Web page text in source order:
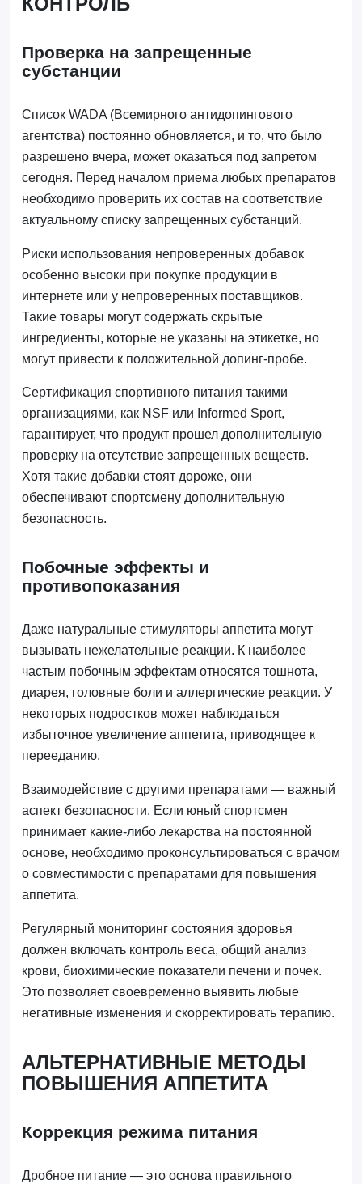
Проверка на запрещенные
субстанции
Список WADA (Всемирного антидопингового
агентства) постоянно обновляется, и то, что было
разрешено вчера, может оказаться под запретом
сегодня. Перед началом приема любых препаратов
необходимо проверить их состав на соответствие
актуальному списку запрещенных субстанций.
Риски использования непроверенных добавок
особенно высоки при покупке продукции в
интернете или у непроверенных поставщиков.
Такие товары могут содержать скрытые
ингредиенты, которые не указаны на этикетке, но
могут привести к положительной допинг-пробе.
Сертификация спортивного питания такими
организациями, как NSF или Informed Sport,
гарантирует, что продукт прошел дополнительную
проверку на отсутствие запрещенных веществ.
Хотя такие добавки стоят дороже, они
обеспечивают спортсмену дополнительную
безопасность.
Побочные эффекты и
противопоказания
Даже натуральные стимуляторы аппетита могут
вызывать нежелательные реакции. К наиболее
частым побочным эффектам относятся тошнота,
диарея, головные боли и аллергические реакции. У
некоторых подростков может наблюдаться
избыточное увеличение аппетита, приводящее к
перееданию.
Взаимодействие с другими препаратами — важный
аспект безопасности. Если юный спортсмен
принимает какие-либо лекарства на постоянной
основе, необходимо проконсультироваться с врачом
о совместимости с препаратами для повышения
аппетита.
Регулярный мониторинг состояния здоровья
должен включать контроль веса, общий анализ
крови, биохимические показатели печени и почек.
Это позволяет своевременно выявить любые
негативные изменения и скорректировать терапию.
АЛЬТЕРНАТИВНЫЕ МЕТОДЫ
ПОВЫШЕНИЯ АППЕТИТА
Коррекция режима питания
Дробное питание — это основа правильного